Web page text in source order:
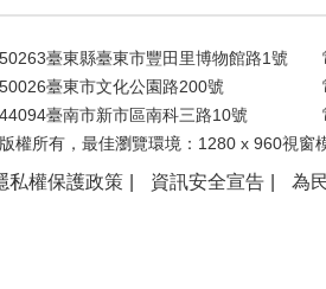
臺東縣臺東市豐田里博物館路1號
臺東市文化公園路200號
臺南市新市區南科三路10號
權所有，最佳瀏覽環境：1280 x 960視窗
私權保護政策 資訊安全宣告 為